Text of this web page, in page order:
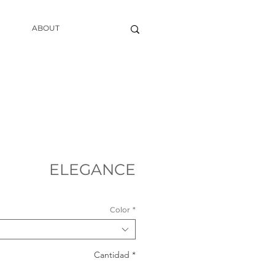
ABOUT
ELEGANCE
Color *
Cantidad *